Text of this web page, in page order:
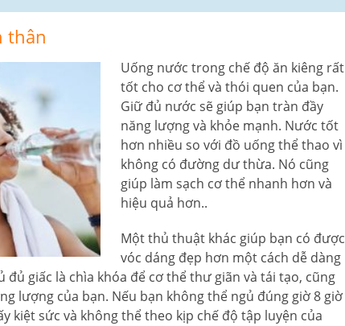
thân
Uống nước trong chế độ ăn kiêng rất
tốt cho cơ thể và thói quen của bạn.
Giữ đủ nước sẽ giúp bạn tràn đầy
năng lượng và khỏe mạnh. Nước tốt
hơn nhiều so với đồ uống thể thao vì
không có đường dư thừa. Nó cũng
giúp làm sạch cơ thể nhanh hơn và
hiệu quả hơn..
Một thủ thuật khác giúp bạn có được
vóc dáng đẹp hơn một cách dễ dàng
giấc là chìa khóa để cơ thể thư giãn và tái tạo, cũng
lượng của bạn. Nếu bạn không thể ngủ đúng giờ 8 giờ
kiệt sức và không thể theo kịp chế độ tập luyện của